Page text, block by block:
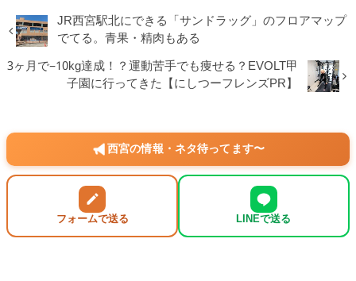
JR西宮駅北にできる「サンドラッグ」のフロアマップ
でてる。青果・精肉もある
3ヶ月で−10kg達成！？運動苦手でも痩せる？EVOLT甲
子園に行ってきた【にしつーフレンズPR】
西宮の情報・ネタ待ってます〜
フォームで送る LINEで送る